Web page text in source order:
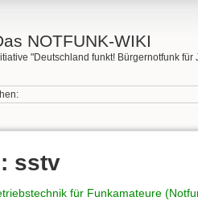
NOTFUNK-WIKI
"Deutschland funkt! Bürgernotfunk für
sstv
für Funkamateure